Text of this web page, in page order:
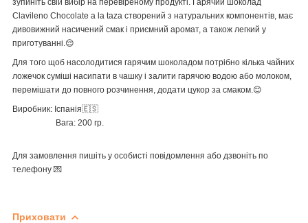
Clavileno Chocolate a la taza створений з натуральних компонентів, має
дивовижний насичений смак і приємний аромат, а також легкий у
приготуванні.😌
Для того щоб насолодитися гарячим шоколадом потрібно кілька чайних
ложечок суміші насипати в чашку і залити гарячою водою або молоком,
перемішати до повного розчинення, додати цукор за смаком.😊
Виробник: Іспанія🇪🇸
Вага: 200 гр.
Для замовлення пишіть у особисті повідомлення або дзвоніть по
телефону 💌
Приховати